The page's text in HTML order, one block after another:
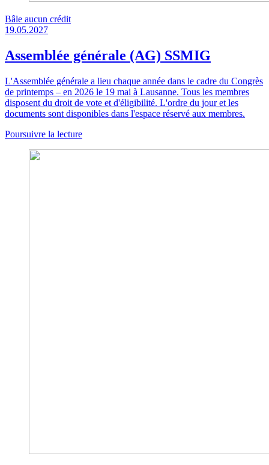
Bâle aucun crédit
19.05.2027
Assemblée générale (AG) SSMIG
L'Assemblée générale a lieu chaque année dans le cadre du Congrès
de printemps – en 2026 le 19 mai à Lausanne. Tous les membres
disposent du droit de vote et d'éligibilité. L'ordre du jour et les
documents sont disponibles dans l'espace réservé aux membres.
Poursuivre la lecture